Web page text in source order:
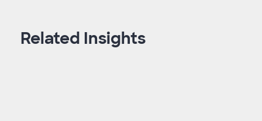
Related Insights